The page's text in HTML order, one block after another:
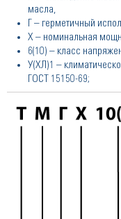
масла,
Г – герметичный
Х – номинальная
6(10) – класс
У(ХЛ)1 –
ГОСТ 15150-69;